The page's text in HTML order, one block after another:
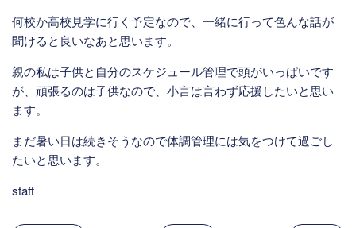
何校か高校見学に行く予定なので、一緒に行って色んな話が
聞けると良いなあと思います。
親の私は子供と自分のスケジュール管理で頭がいっぱいです
が、頑張るのは子供なので、小言は言わず応援したいと思い
ます。
まだ暑い日は続きそうなので体調管理には気をつけて過ごし
たいと思います。
staff